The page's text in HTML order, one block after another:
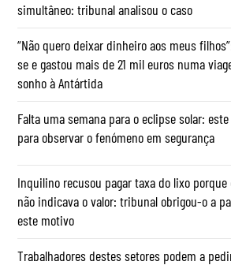
simultâneo: tribunal analisou o caso
“Não quero deixar dinheiro aos meus
se e gastou mais de 21 mil euros numa
sonho à Antártida
Falta uma semana para o eclipse solar:
para observar o fenómeno em segurança
Inquilino recusou pagar taxa do lixo
não indicava o valor: tribunal obrigou-o a
este motivo
Trabalhadores destes setores podem a